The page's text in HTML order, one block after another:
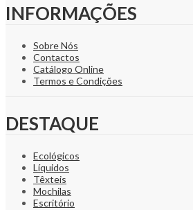
INFORMAÇÕES
Sobre Nós
Contactos
Catálogo Online
Termos e Condições
DESTAQUE
Ecológicos
Líquidos
Têxteis
Mochilas
Escritório